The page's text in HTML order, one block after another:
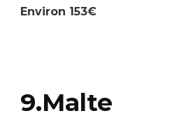
Environ 153€
9.Malte